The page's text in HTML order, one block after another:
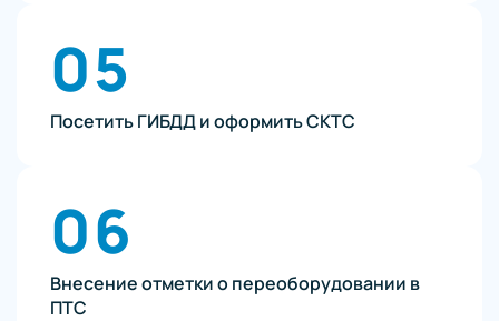
05
Посетить ГИБДД и оформить СКТС
06
Внесение отметки о переоборудовании в
ПТС